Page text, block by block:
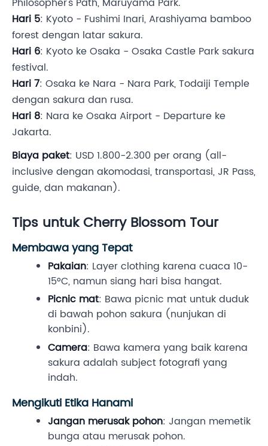
Hari 5: Kyoto - Fushimi Inari, Arashiyama bamboo
forest dengan latar sakura.
Hari 6: Kyoto ke Osaka - Osaka Castle Park sakura
festival.
Hari 7: Osaka ke Nara - Nara Park, Todaiji Temple
dengan sakura dan rusa.
Hari 8: Nara ke Osaka Airport - Departure ke
Jakarta.
Biaya paket: USD 1.800-2.300 per orang (all-
inclusive dengan akomodasi, transportasi, JR Pass,
guide, dan makanan).
Tips untuk Cherry Blossom Tour
Membawa yang Tepat
Pakaian: Layer clothing karena cuaca 10-
15°C, namun siang hari bisa hangat.
Picnic mat: Bawa picnic mat untuk duduk
di bawah pohon sakura (nunjukan di
konbini).
Camera: Bawa kamera yang baik karena
sakura adalah subject fotografi yang
indah.
Mengikuti Etika Hanami
Jangan merusak pohon: Jangan memetik
bunga atau merusak pohon.